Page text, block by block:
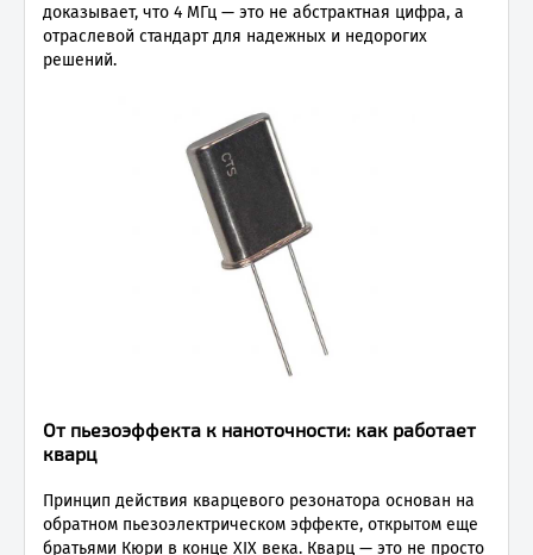
доказывает, что 4 МГц — это не абстрактная цифра, а
отраслевой стандарт для надежных и недорогих
решений.
От пьезоэффекта к наноточности: как работает
кварц
Принцип действия кварцевого резонатора основан на
обратном пьезоэлектрическом эффекте, открытом еще
братьями Кюри в конце XIX века. Кварц — это не просто